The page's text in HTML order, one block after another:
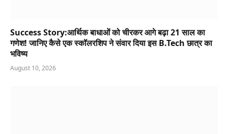
Success Story:आर्थिक बाधाओं को चीरकर आगे बढ़ा 21 साल का
गणेश! जानिए कैसे एक स्कॉलरशिप ने संवार दिया इस B.Tech छात्र का
भविष्य
August 10, 2026